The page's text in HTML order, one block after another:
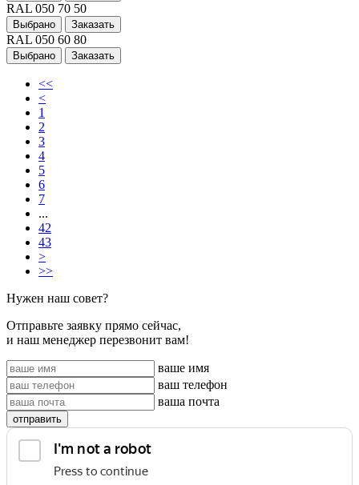
RAL 050 70 50
Выбрано Заказать
RAL 050 60 80
Выбрано Заказать
<<
<
1
2
3
4
5
6
7
...
42
43
>
>>
Нужен наш совет?
Отправьте заявку прямо сейчас,
и наш менеджер перезвонит вам!
ваше имя
ваш телефон
ваша почта
отправить